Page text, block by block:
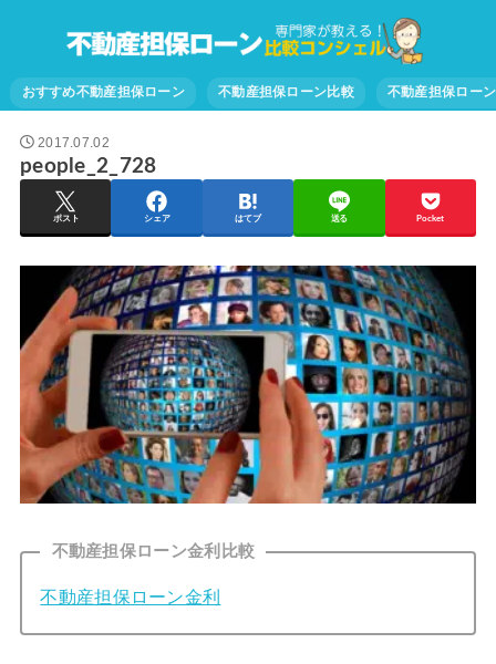
おすすめ不動産担保ローン 不動産担保ローン比較 不動産担保ロー
2017.07.02
people_2_728
ポスト シェア はてブ 送る Pocket
不動産担保ローン金利比較
不動産担保ローン金利